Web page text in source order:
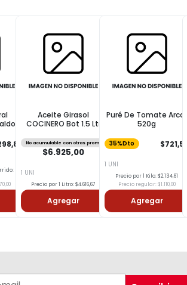
Aceite Girasol
COCINERO Bot 1.5 Ltr
No acumulable con otras promos
$6.925,00
1 UNI
Precio por 1 Litro: $4.616,67
Agregar
Puré De Tomate Arcor
520g
35%Dto $721,50
1 UNI
Precio por 1 Kilo: $2.134,61
Precio regular: $1.110,00
Agregar